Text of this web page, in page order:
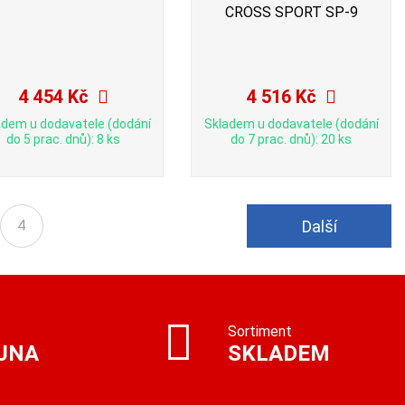
4 454 Kč
u dodavatele (dodání
do 5 prac. dnů): 8 ks
CROSS SPORT SP-9
4 516 Kč
Skladem u dodavatele (dodání
do 7 prac. dnů): 20 ks
4 Další
Sortiment
SKLADEM